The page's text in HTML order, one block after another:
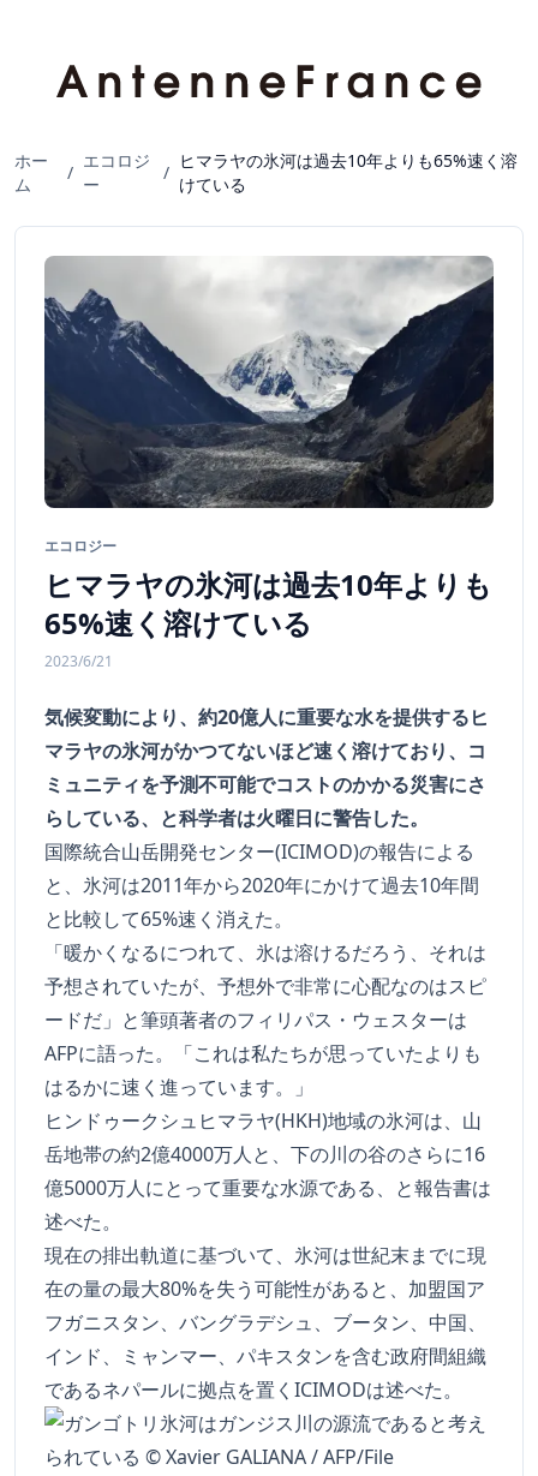
ホー
ム
/
エコロジ
ー
/
ヒマラヤの氷河は過去10年よりも65%速く溶
けている
エコロジー
ヒマラヤの氷河は過去10年よりも
65%速く溶けている
2023/6/21
気候変動により、約20億人に重要な水を提供するヒ
マラヤの氷河がかつてないほど速く溶けており、コ
ミュニティを予測不可能でコストのかかる災害にさ
らしている、と科学者は火曜日に警告した。
国際統合山岳開発センター(ICIMOD)の報告による
と、氷河は2011年から2020年にかけて過去10年間
と比較して65%速く消えた。
「暖かくなるにつれて、氷は溶けるだろう、それは
予想されていたが、予想外で非常に心配なのはスピ
ードだ」と筆頭著者のフィリパス・ウェスターは
AFPに語った。「これは私たちが思っていたよりも
はるかに速く進っています。」
ヒンドゥークシュヒマラヤ(HKH)地域の氷河は、山
岳地帯の約2億4000万人と、下の川の谷のさらに16
億5000万人にとって重要な水源である、と報告書は
述べた。
現在の排出軌道に基づいて、氷河は世紀末までに現
在の量の最大80%を失う可能性があると、加盟国ア
フガニスタン、バングラデシュ、ブータン、中国、
インド、ミャンマー、パキスタンを含む政府間組織
であるネパールに拠点を置くICIMODは述べた。